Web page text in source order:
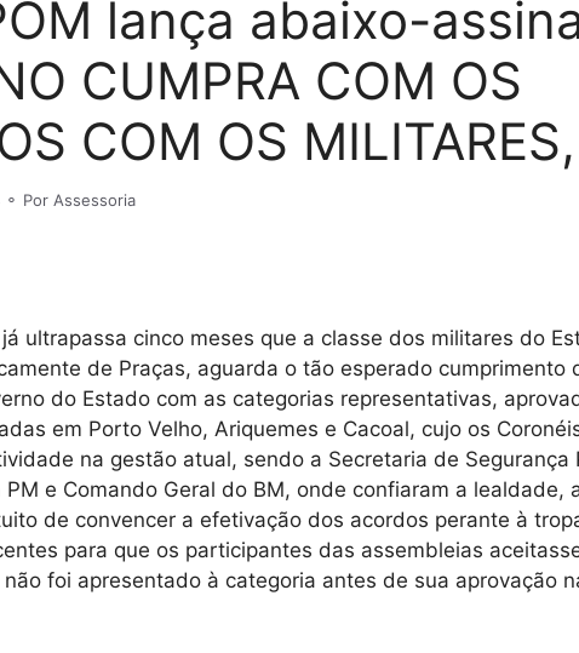
lança abaixo-
CUMPRA COM OS
COM OS
⚬ Por Assessoria
ultrapassa cinco meses que a classe dos militares do
de Praças, aguarda o tão esperado cumprimento
do Estado com as categorias representativas,
em Porto Velho, Ariquemes e Cacoal, cujo os
na gestão atual, sendo a Secretaria de Segurança
PM e Comando Geral do BM, onde confiaram a lealdade,
de convencer a efetivação dos acordos perante à
para que os participantes das assembleias
foi apresentado à categoria antes de sua aprovação